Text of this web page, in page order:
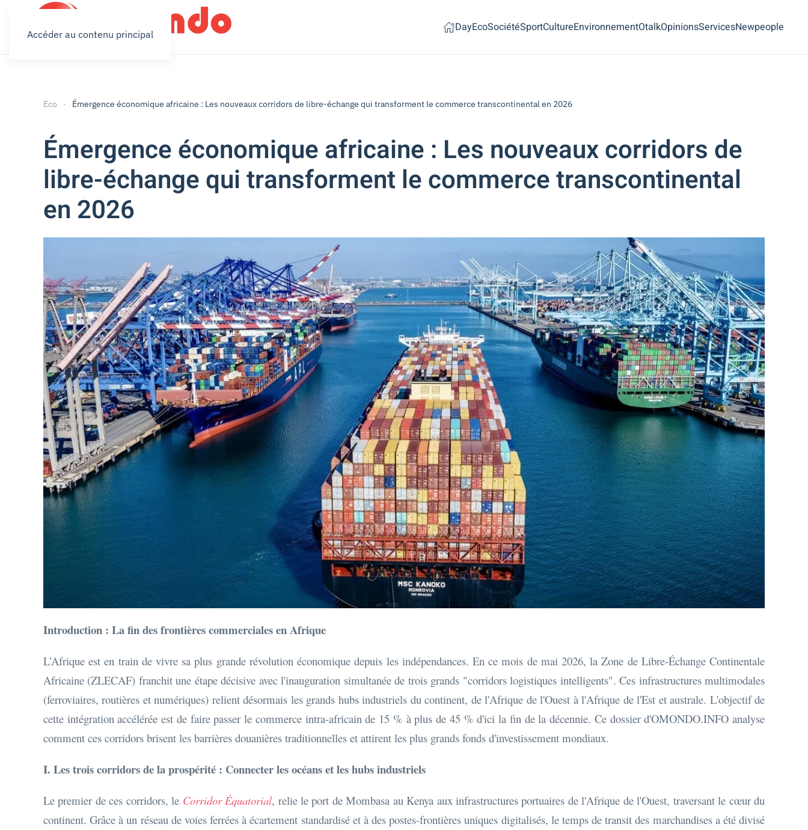
Accéder au contenu principal DayEcoSociétéSportCultureEnvironnementOtalkOpinionsServicesNewpeople
Eco Émergence économique africaine : Les nouveaux corridors de libre-échange qui transforment le commerce transcontinental en 2026
Émergence économique africaine : Les nouveaux corridors de
libre-échange qui transforment le commerce transcontinental
en 2026
Introduction : La fin des frontières commerciales en Afrique
L’Afrique est en train de vivre sa plus grande révolution économique depuis les indépendances. En ce mois de mai 2026, la Zone de Libre-Échange Continentale
Africaine (ZLECAF) franchit une étape décisive avec l'inauguration simultanée de trois grands "corridors logistiques intelligents". Ces infrastructures multimodales
(ferroviaires, routières et numériques) relient désormais les grands hubs industriels du continent, de l'Afrique de l'Ouest à l'Afrique de l'Est et australe. L'objectif de
cette intégration accélérée est de faire passer le commerce intra-africain de 15 % à plus de 45 % d'ici la fin de la décennie. Ce dossier d'OMONDO.INFO analyse
comment ces corridors brisent les barrières douanières traditionnelles et attirent les plus grands fonds d'investissement mondiaux.
I. Les trois corridors de la prospérité : Connecter les océans et les hubs industriels
Le premier de ces corridors, le Corridor Équatorial, relie le port de Mombasa au Kenya aux infrastructures portuaires de l'Afrique de l'Ouest, traversant le cœur du
continent. Grâce à un réseau de voies ferrées à écartement standardisé et à des postes-frontières uniques digitalisés, le temps de transit des marchandises a été divisé